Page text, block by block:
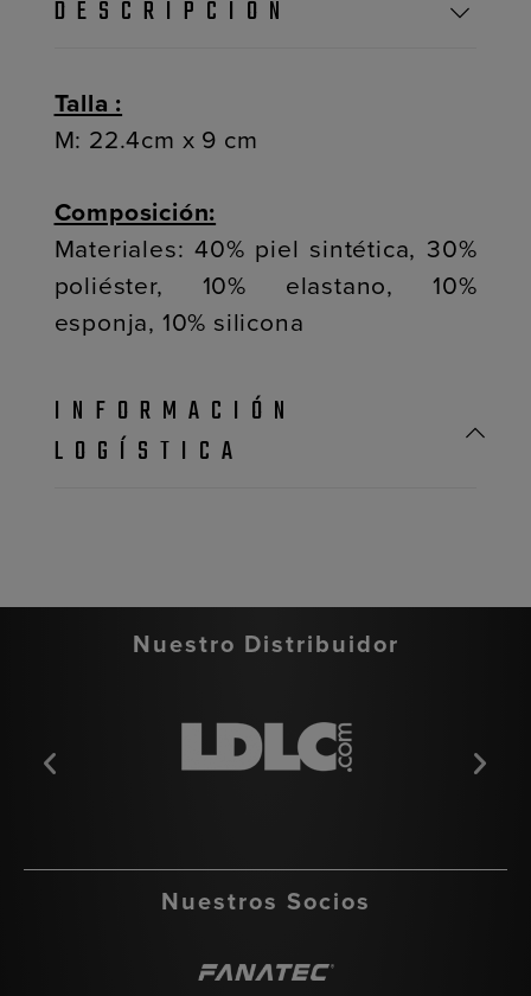
DESCRIPCIÓN
Talla :
M: 22.4cm x 9 cm
Composición:
Materiales: 40% piel sintética, 30%
poliéster, 10% elastano, 10%
esponja, 10% silicona
INFORMACIÓN
LOGÍSTICA
Nuestro Distribuidor
Nuestros Socios